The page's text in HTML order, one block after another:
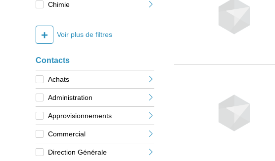
Chimie
+ Voir plus de filtres
Contacts
Achats
Administration
Approvisionnements
Commercial
Direction Générale